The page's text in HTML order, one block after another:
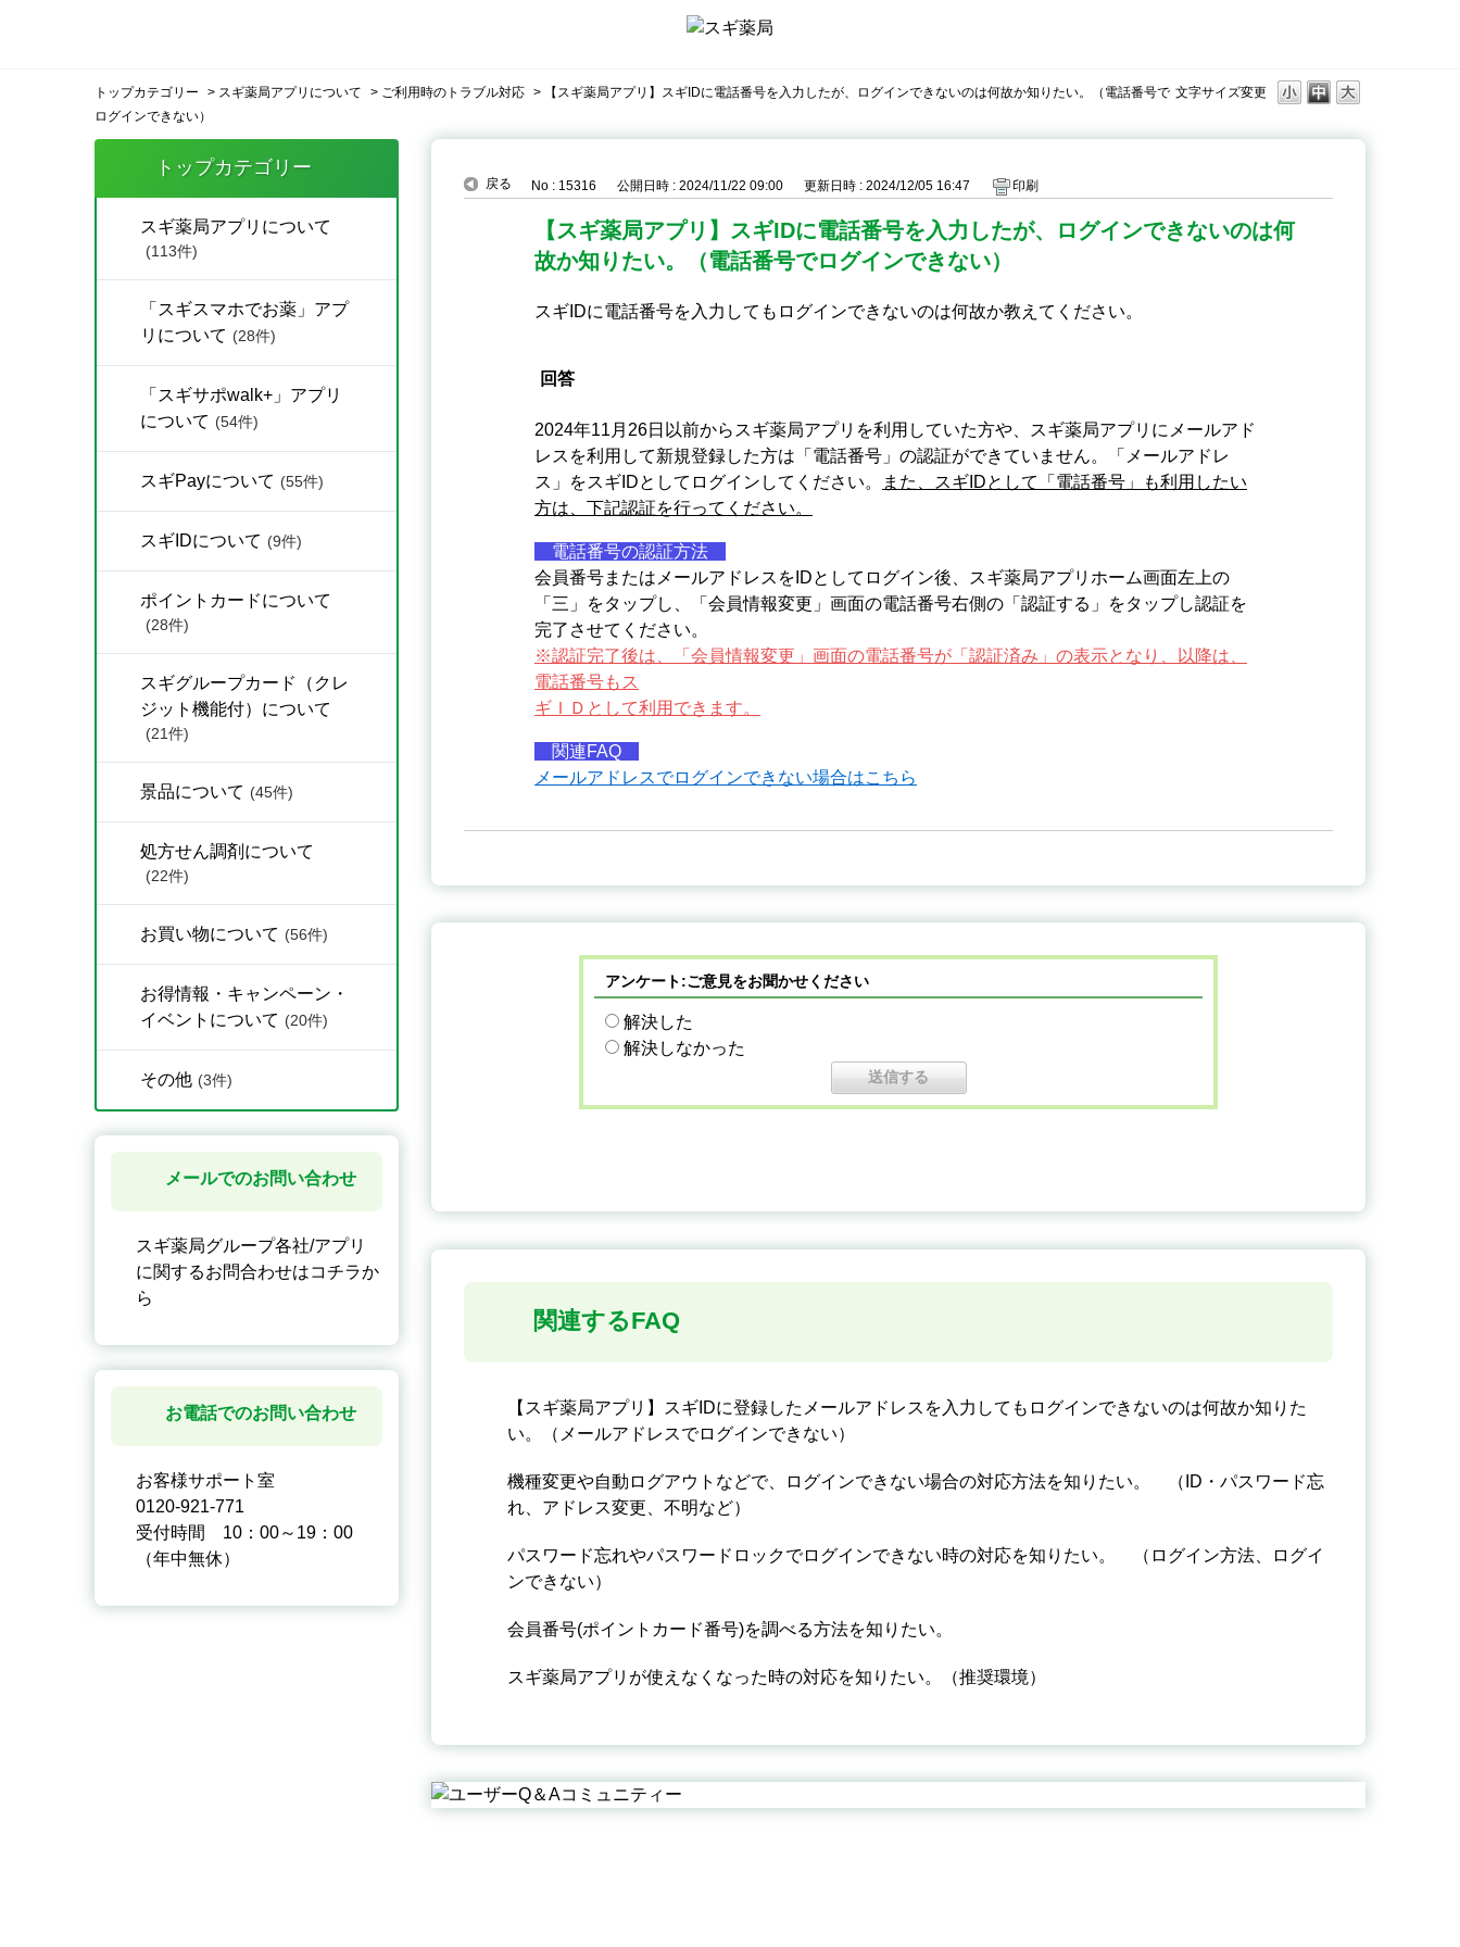
文字サイズ変更
トップカテゴリー > スギ薬局アプリについて > ご利用時のトラブル対応 >
【スギ薬局アプリ】スギIDに電話番号を入力したが、ログインできないのは何故か知りたい。（電話番号で
ログインできない）
トップカテゴリー
スギ薬局アプリについて
(113件)
「スギスマホでお薬」アプ
リについて (28件)
「スギサポwalk+」アプリ
について (54件)
スギPayについて (55件)
スギIDについて (9件)
ポイントカードについて
(28件)
スギグループカード（クレ
ジット機能付）について
(21件)
景品について (45件)
処方せん調剤について
(22件)
お買い物について (56件)
お得情報・キャンペーン・
イベントについて (20件)
その他 (3件)
メールでのお問い合わせ
スギ薬局グループ各社/アプリ
に関するお問合わせはコチラか
ら
お電話でのお問い合わせ
お客様サポート室
0120-921-771
受付時間 10：00～19：00
（年中無休）
戻る No : 15316 公開日時 : 2024/11/22 09:00 更新日時 : 2024/12/05 16:47 印刷
【スギ薬局アプリ】スギIDに電話番号を入力したが、ログインできないのは何
故か知りたい。（電話番号でログインできない）
スギIDに電話番号を入力してもログインできないのは何故か教えてください。
回答
2024年11月26日以前からスギ薬局アプリを利用していた方や、スギ薬局アプリにメールアド
レスを利用して新規登録した方は「電話番号」の認証ができていません。「メールアドレ
ス」をスギIDとしてログインしてください。
また、スギIDとして「電話番号」も利用したい
方は、下記認証を行ってください。
電話番号の認証方法
会員番号またはメールアドレスをIDとしてログイン後、スギ薬局アプリホーム画面左上の
「三」をタップし、「会員情報変更」画面の電話番号右側の「認証する」をタップし認証を
完了させてください。
※認証完了後は、「会員情報変更」画面の電話番号が「認証済み」の表示となり、以降は、
電話番号もス
ギＩＤとして利用できます。
関連FAQ
メールアドレスでログインできない場合はこちら
アンケート:ご意見をお聞かせください
解決した
解決しなかった
関連するFAQ
【スギ薬局アプリ】スギIDに登録したメールアドレスを入力してもログインできないのは何故か知りた
い。（メールアドレスでログインできない）
機種変更や自動ログアウトなどで、ログインできない場合の対応方法を知りたい。 （ID・パスワード忘
れ、アドレス変更、不明など）
パスワード忘れやパスワードロックでログインできない時の対応を知りたい。 （ログイン方法、ログイ
ンできない）
会員番号(ポイントカード番号)を調べる方法を知りたい。
スギ薬局アプリが使えなくなった時の対応を知りたい。（推奨環境）